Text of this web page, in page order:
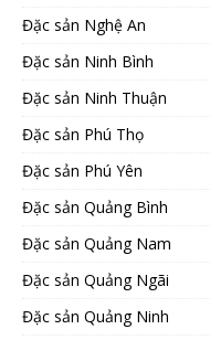
Đặc sản Nghệ An
Đặc sản Ninh Bình
Đặc sản Ninh Thuận
Đặc sản Phú Thọ
Đặc sản Phú Yên
Đặc sản Quảng Bình
Đặc sản Quảng Nam
Đặc sản Quảng Ngãi
Đặc sản Quảng Ninh